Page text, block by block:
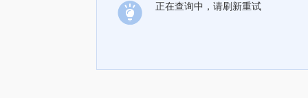
正在查询中，请刷新重试